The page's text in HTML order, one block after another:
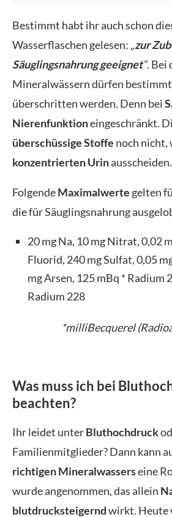
Bestimmt habt ihr auch schon
Wasserflaschen gelesen: „zur
Säuglingsnahrung geeignet“. Bei
Mineralwässern dürfen
überschritten werden. Denn bei
Nierenfunktioneingeschränkt.
überschüssige Stoffe noch nicht,
konzentrierten Urinausscheiden.
FolgendeMaximalwerte gelten
die für Säuglingsnahrung
20 mg Na, 10 mg Nitrat, 0,02
Fluorid, 240 mg Sulfat, 0,05
mg Arsen, 125 mBq * Radium
Radium 228
*milliBecquerel
Was muss ich bei
beachten?
Ihr leidet unterBluthochdruck
Familienmitglieder? Dann kann
richtigen Mineralwasserseine
wurde angenommen, das allein
blutdrucksteigerndwirkt. Heute